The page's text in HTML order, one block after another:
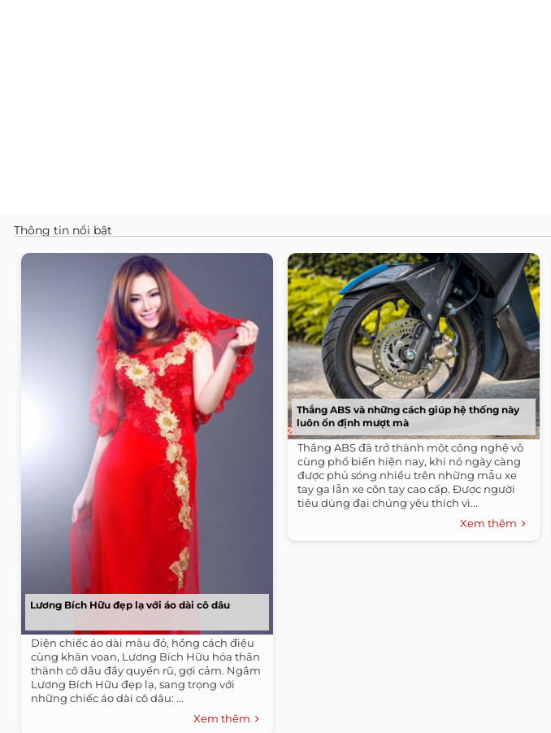
Thông tin nổi bật
Lương Bích Hữu đẹp lạ với áo dài cô dâu
Diện chiếc áo dài màu đỏ, hồng cách điệu
cùng khăn voan, Lương Bích Hữu hóa thân
thành cô dâu đầy quyến rũ, gợi cảm. Ngắm
Lương Bích Hữu đẹp lạ, sang trọng với
những chiếc áo dài cô dâu: ...
Xem thêm
Thắng ABS và những cách giúp hệ thống này
luôn ổn định mượt mà
Thắng ABS đã trở thành một công nghệ vô
cùng phổ biến hiện nay, khi nó ngày càng
được phủ sóng nhiều trên những mẫu xe
tay ga lẫn xe côn tay cao cấp. Được người
tiêu dùng đại chúng yêu thích vì...
Xem thêm